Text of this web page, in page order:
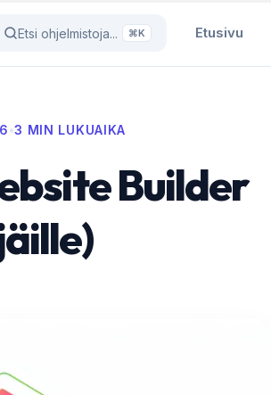
Etsi ohjelmistoja... ⌘K Etusivu
•3 MIN LUKUAIKA
Builder